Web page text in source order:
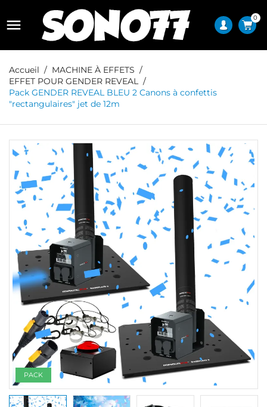
 0
Accueil
MACHINE À EFFETS
EFFET POUR GENDER REVEAL
Pack GENDER REVEAL BLEU 2 Canons à confettis
"rectangulaires" jet de 12m
PACK